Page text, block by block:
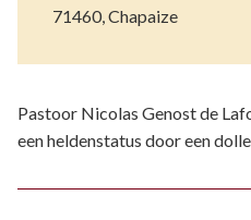
71460, Chapaize
Pastoor Nicolas Genost de
een heldenstatus door een